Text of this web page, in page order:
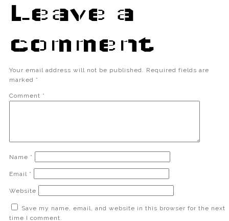
Leave a
comment
Your email address will not be published. Required fields are
marked *
Comment *
Name *
Email *
Website
Save my name, email, and website in this browser for the next
time I comment.